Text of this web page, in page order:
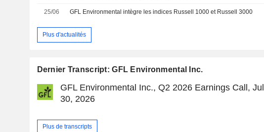
25/06 GFL Environmental intègre les indices Russell 1000 et Russell 3000
Plus d'actualités
Dernier Transcript: GFL Environmental Inc.
GFL Environmental Inc., Q2 2026 Earnings Call, Jul
30, 2026
Plus de transcripts